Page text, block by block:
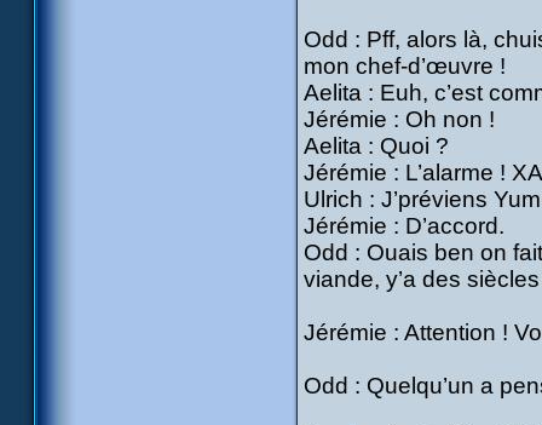
Odd : Pff, alors là,
mon chef-d’œuvre !
Aelita : Euh, c’est
Jérémie : Oh non !
Aelita : Quoi ?
Jérémie : L’alarme !
Ulrich : J’préviens
Jérémie : D’accord.
Odd : Ouais ben on
viande, y’a des
Jérémie : Attention !
Odd : Quelqu’un a